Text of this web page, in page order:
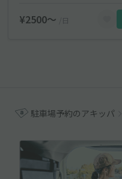
¥2500〜 /日
駐車場予約のアキッパ